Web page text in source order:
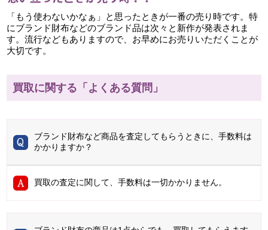
「もう使わないかなぁ」と思ったときが一番の売り時です。特
にブランド財布などのブランド品は次々と新作が発表されま
す。流行などもありますので、お早めにお売りいただくことが
大切です。
買取に関する「よくある質問」
ブランド財布など商品を査定してもらうときに、手数料は
かかりますか？
買取の査定に関して、手数料は一切かかりません。